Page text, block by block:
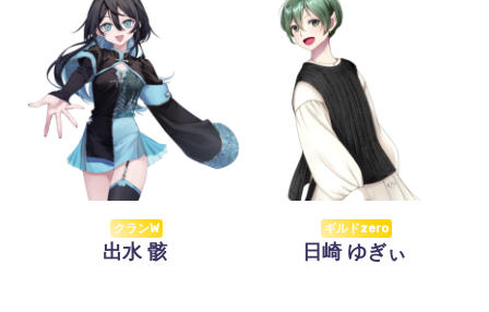
クランW
出水 骸
ギルドzero
日崎 ゆぎぃ